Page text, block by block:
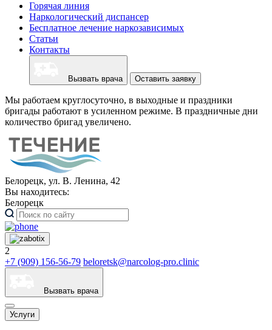
Горячая линия
Наркологический диспансер
Бесплатное лечение наркозависимых
Статьи
Контакты
Вызвать врача Оставить заявку
Мы работаем круглосуточно, в выходные и праздники
бригады работают в усиленном режиме. В праздничные дни
количество бригад увеличено.
Белорецк, ул. В. Ленина, 42
Вы находитесь:
Белорецк
2
+7 (909) 156-56-79 beloretsk@narcolog-pro.clinic
Вызвать врача
Услуги